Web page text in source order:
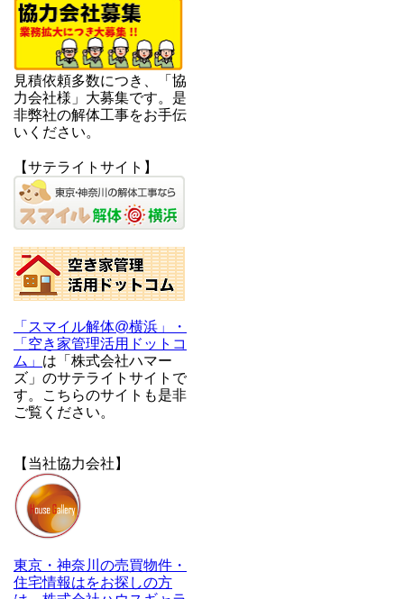
見積依頼多数につき、「協
力会社様」大募集です。是
非弊社の解体工事をお手伝
いください。
【サテライトサイト】
「スマイル解体@横浜」・
「空き家管理活用ドットコ
ム」 は「株式会社ハマー
ズ」のサテライトサイトで
す。こちらのサイトも是非
ご覧ください。
【当社協力会社】
東京・神奈川の売買物件・
住宅情報はをお探しの方